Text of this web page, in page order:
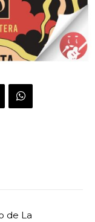
de La